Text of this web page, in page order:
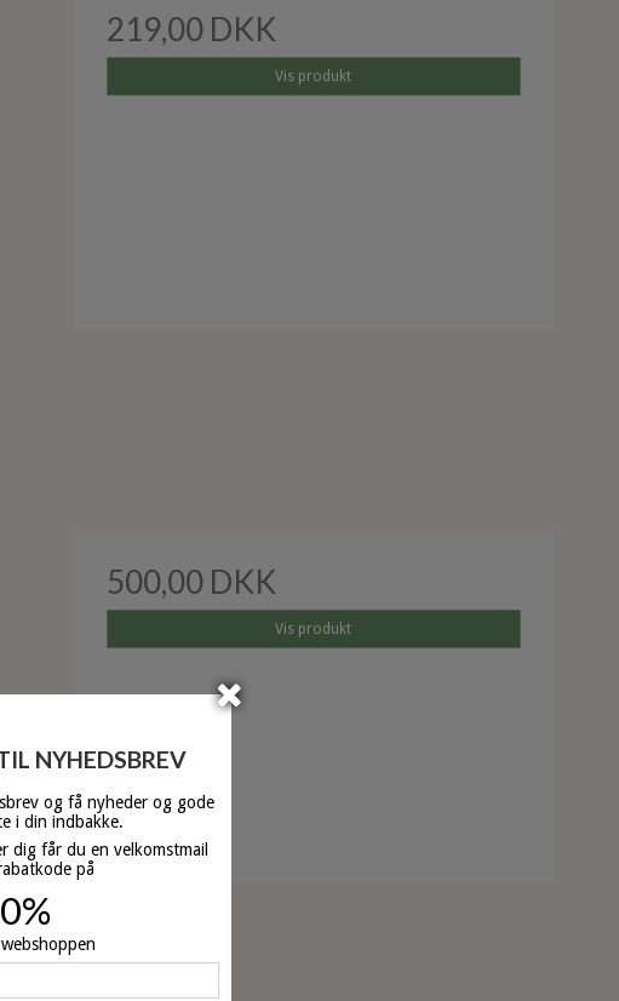
219,00 DKK
Vis produkt
500,00 DKK
Vis produkt
NYHEDSBREV
og få nyheder og gode
i din indbakke.
dig får du en velkomstmail
på